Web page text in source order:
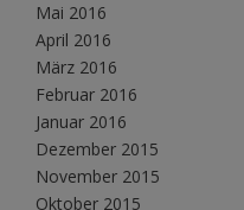
Mai 2016
April 2016
März 2016
Februar 2016
Januar 2016
Dezember 2015
November 2015
Oktober 2015